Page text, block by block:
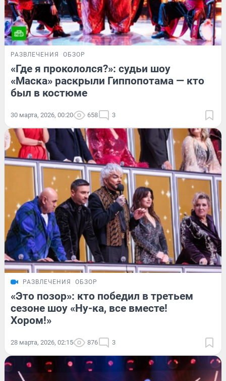
РАЗВЛЕЧЕНИЯ ОБЗОР
«Где я прокололся?»: судьи шоу
«Маска» раскрыли Гиппопотама — кто
был в костюме
30 марта, 2026, 00:20 658 3
РАЗВЛЕЧЕНИЯ ОБЗОР
«Это позор»: кто победил в третьем
сезоне шоу «Ну-ка, все вместе!
Хором!»
28 марта, 2026, 02:15 876 3